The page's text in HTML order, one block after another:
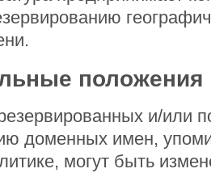
положения
и/или
доменных имен,
могут быть